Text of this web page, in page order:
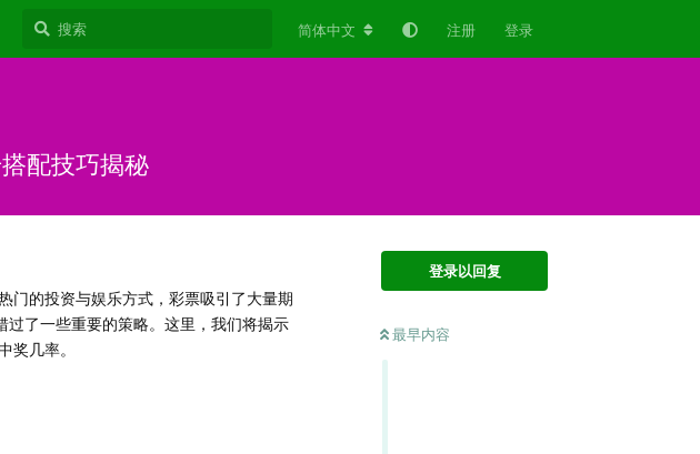
简体中文 注册 登录
配技巧揭秘
登录以回复
最早内容
门的投资与娱乐方式，彩票吸引了大量期
过了一些重要的策略。这里，我们将揭示
几率。